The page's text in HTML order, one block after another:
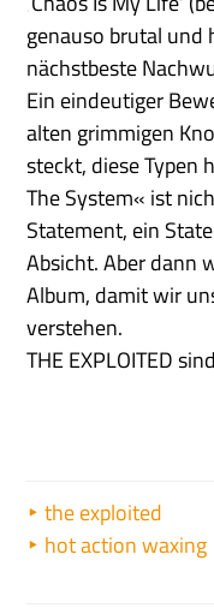
genauso brutal und
nächstbeste
Ein eindeutiger
alten grimmigen
steckt, diese Typen
The System« ist
Statement, ein
Absicht. Aber dann
Album, damit wir
verstehen.
THE EXPLOITED
the exploited
hot action waxing